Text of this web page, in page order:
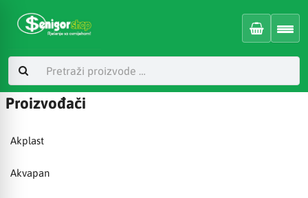
Proizvođači
Akplast
Akvapan